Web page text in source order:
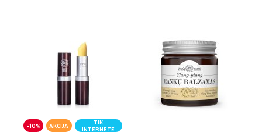
-10% AKCIJA
TIK
INTERNETE